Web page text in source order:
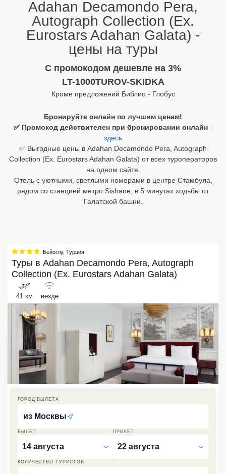
Adahan Decamondo Pera,
Autograph Collection (Ex.
Eurostars Adahan Galata) -
цены на туры
C промокодом дешевле на 3%
LT-1000TUROV-SKIDKA
Кроме предложений Библио - Глобус
Бронируйте онлайн по лучшим ценам!
✅ Промокод действителен при бронировании онлайн -
здесь
✅ Выгодные цены в Adahan Decamondo Pera, Autograph
Collection (Ex. Eurostars Adahan Galata) от всех туроператоров
на одном сайте.
Отель с уютными, светлыми номерами в центре Стамбула,
рядом со станцией метро Sishane, в 5 минутах ходьбы от
Галатской башни.
Бейоглу, Турция
Туры в Adahan Decamondo Pera, Autograph
Collection (Ex. Eurostars Adahan Galata)
41 км везде
ВЫЛЕТ
14 августа
ПРИЛЕТ
22 августа
КОЛИЧЕСТВО ТУРИСТОВ
ГОРОД ВЫЛЕТА
из Москвы
Египет
Куба
Южный Гоа
Занзибар
Экскурсионные туры
VIP отели 5 звезд
ТОП 10 лучших отелей 5*
ТОП 10 недорогих отелей
Лучшие отели 4* звезды
Недорогие отели 4*
Лучшие отели 3* звезды
Недорогие отели 3*
звезды
Сетевые отели Турции